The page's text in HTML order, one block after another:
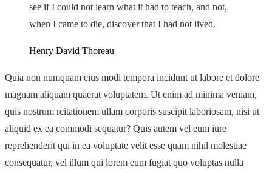
see if I could not learn what it had to teach, and not,
when I came to die, discover that I had not lived.
Henry David Thoreau
Quia non numquam eius modi tempora incidunt ut labore et dolore
magnam aliquam quaerat voluptatem. Ut enim ad minima veniam,
quis nostrum rcitationem ullam corporis suscipit laboriosam, nisi ut
aliquid ex ea commodi sequatur? Quis autem vel eum iure
reprehenderit qui in ea voluptate velit esse quam nihil molestiae
consequatur, vel illum qui lorem eum fugiat quo voluptas nulla